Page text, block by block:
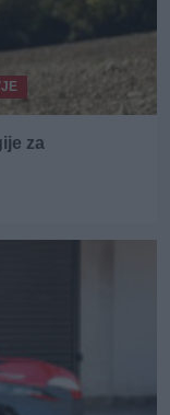
za